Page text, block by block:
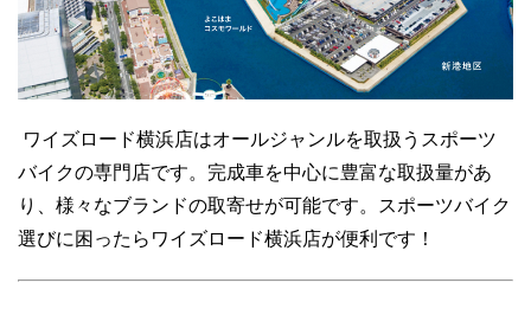
ワイズロード横浜店はオールジャンルを取扱うスポーツ
バイクの専門店です。完成車を中心に豊富な取扱量があ
り、様々なブランドの取寄せが可能です。スポーツバイク
選びに困ったらワイズロード横浜店が便利です！